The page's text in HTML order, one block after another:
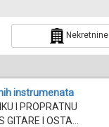
Nekretnine
instrumenata
I PROPRATNU
I OSTA...